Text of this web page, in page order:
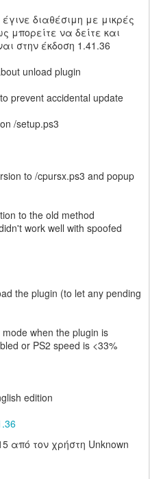
διαθέσιμη με μικρές
μπορείτε να δείτε και
στην έκδοση 1.41.36
unload plugin
prevent accidental update
/setup.ps3
to /cpursx.ps3 and popup
to the old method
work well with spoofed
the plugin (to let any pending
when the plugin is
or PS2 speed is <33%
edition
από τον χρήστη Unknown